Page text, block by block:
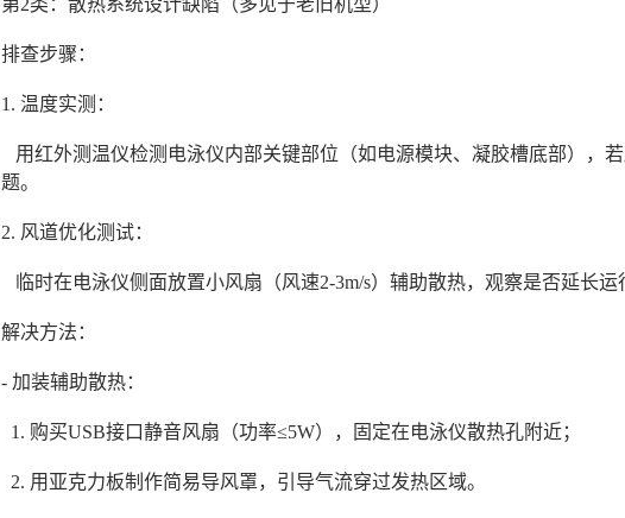
第2类：散热系统设计缺陷（多见于老旧机型）
排查步骤：
1. 温度实测：
用红外测温仪检测电泳仪内部关键部位（如电源模块、凝胶槽底部），
题。
2. 风道优化测试：
临时在电泳仪侧面放置小风扇（风速2-3m/s）辅助散热，观察是否延长运
解决方法：
- 加装辅助散热：
1. 购买USB接口静音风扇（功率≤5W），固定在电泳仪散热孔附近；
2. 用亚克力板制作简易导风罩，引导气流穿过发热区域。